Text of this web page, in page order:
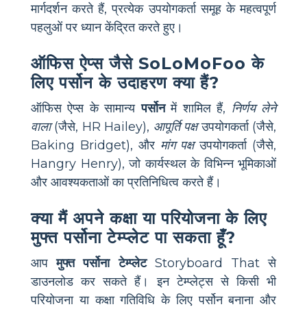
मार्गदर्शन करते हैं, प्रत्येक उपयोगकर्ता समूह के महत्वपूर्ण
पहलुओं पर ध्यान केंद्रित करते हुए।
ऑफिस ऐप्स जैसे SoLoMoFoo के
लिए पर्सोन के उदाहरण क्या हैं?
ऑफिस ऐप्स के सामान्यपर्सोनमें शामिल हैं, निर्णय लेने
वाला(जैसे, HR Hailey), आपूर्ति पक्षउपयोगकर्ता (जैसे,
Baking Bridget), और मांग पक्षउपयोगकर्ता (जैसे,
Hangry Henry), जो कार्यस्थल के विभिन्न भूमिकाओं
और आवश्यकताओं का प्रतिनिधित्व करते हैं।
क्या मैं अपने कक्षा या परियोजना के लिए
मुफ्त पर्सोना टेम्प्लेट पा सकता हूँ?
आपमुफ्त पर्सोना टेम्प्लेटStoryboard That से
डाउनलोड कर सकते हैं। इन टेम्प्लेट्स से किसी भी
परियोजना या कक्षा गतिविधि के लिए पर्सोन बनाना और